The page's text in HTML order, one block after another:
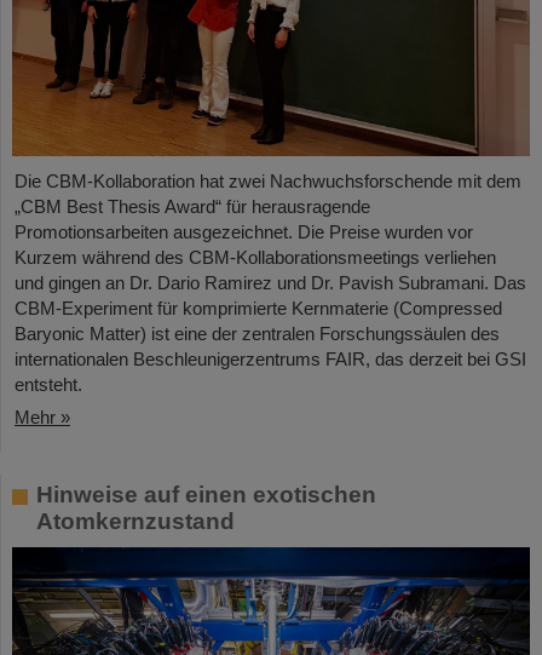
Die CBM-Kollaboration hat zwei Nachwuchsforschende mit dem
„CBM Best Thesis Award“ für herausragende
Promotionsarbeiten ausgezeichnet. Die Preise wurden vor
Kurzem während des CBM-Kollaborationsmeetings verliehen
und gingen an Dr. Dario Ramirez und Dr. Pavish Subramani. Das
CBM-Experiment für komprimierte Kernmaterie (Compressed
Baryonic Matter) ist eine der zentralen Forschungssäulen des
internationalen Beschleunigerzentrums FAIR, das derzeit bei GSI
entsteht.
Mehr »
Hinweise auf einen exotischen
Atomkernzustand